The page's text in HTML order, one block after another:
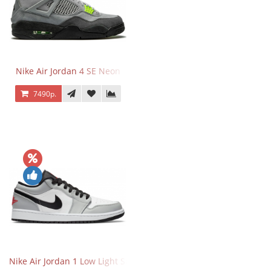
Nike Air Jordan 4 SE Neon
7490р.
Nike Air Jordan 1 Low Light Smoke Grey